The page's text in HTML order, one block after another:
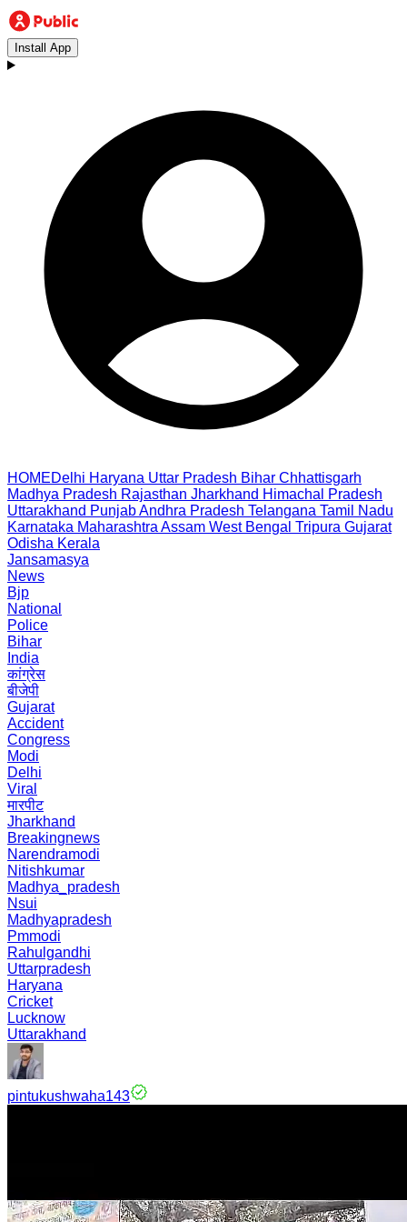
Install App
HOMEDelhi Haryana Uttar Pradesh Bihar Chhattisgarh
Madhya Pradesh Rajasthan Jharkhand Himachal Pradesh
Uttarakhand PunjabAndhra Pradesh Telangana Tamil Nadu
Karnataka Maharashtra Assam West Bengal Tripura Gujarat
Odisha Kerala
Jansamasya
News
Bjp
National
Police
Bihar
India
कांग्रेस
बीजेपी
Gujarat
Accident
Congress
Modi
Delhi
Viral
मारपीट
Jharkhand
Breakingnews
Narendramodi
Nitishkumar
Madhya_pradesh
Nsui
Madhyapradesh
Pmmodi
Rahulgandhi
Uttarpradesh
Haryana
Cricket
Lucknow
Uttarakhand
pintukushwaha143